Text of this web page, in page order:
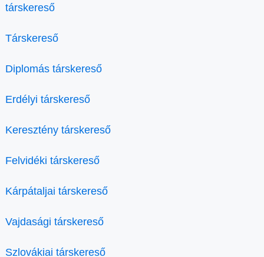
társkereső
Társkereső
Diplomás társkereső
Erdélyi társkereső
Keresztény társkereső
Felvidéki társkereső
Kárpátaljai társkereső
Vajdasági társkereső
Szlovákiai társkereső